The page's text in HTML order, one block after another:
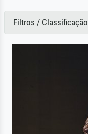
Filtros / Classificação